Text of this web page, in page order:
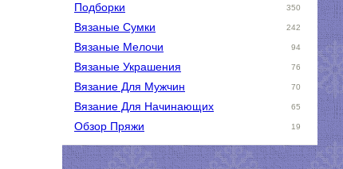
Подборки 350
Вязаные Сумки 242
Вязаные Мелочи 94
Вязаные Украшения 76
Вязание Для Мужчин 70
Вязание Для Начинающих 65
Обзор Пряжи 19